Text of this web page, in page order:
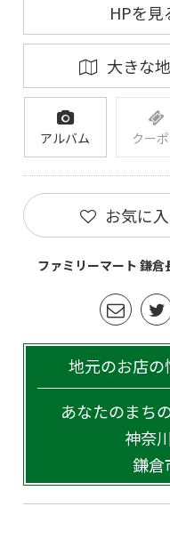
HPを見
大きな
アルバム クー
お気に
ファミリーマート 鎌
地元のお店の
あなたのまち
神奈
鎌倉